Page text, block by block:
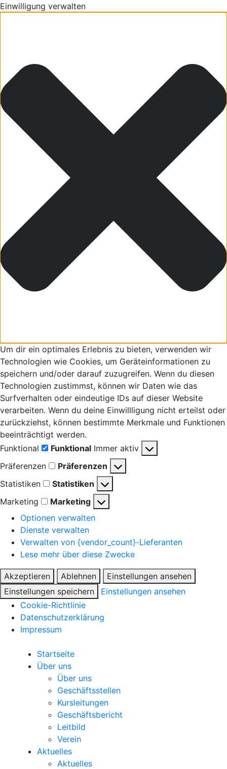
Einwilligung verwalten
Um dir ein optimales Erlebnis zu bieten, verwenden wir
Technologien wie Cookies, um Geräteinformationen zu
speichern und/oder darauf zuzugreifen. Wenn du diesen
Technologien zustimmst, können wir Daten wie das
Surfverhalten oder eindeutige IDs auf dieser Website
verarbeiten. Wenn du deine Einwillligung nicht erteilst oder
zurückziehst, können bestimmte Merkmale und Funktionen
beeinträchtigt werden.
Funktional
Funktional Immer aktiv
Präferenzen
Präferenzen
Statistiken
Statistiken
Marketing
Marketing
Optionen verwalten
Dienste verwalten
Verwalten von {vendor_count}-Lieferanten
Lese mehr über diese Zwecke
Akzeptieren Ablehnen
Einstellungen ansehen
Einstellungen speichern
Einstellungen ansehen
Cookie-Richtlinie
Datenschutzerklärung
Impressum
Startseite
Über uns
Über uns
Geschäftsstellen
Kursleitungen
Geschäftsbericht
Leitbild
Verein
Aktuelles
Aktuelles